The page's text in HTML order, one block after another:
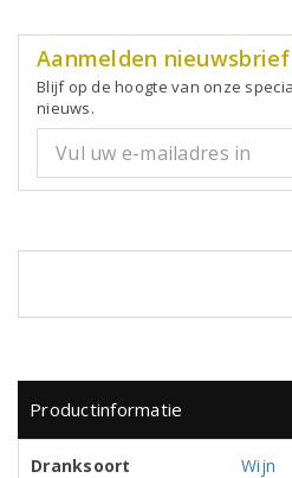
Aanmelden nieuwsbrief
Blijf op de hoogte van onze
nieuws.
Productinformatie
Dranksoort
Wijn